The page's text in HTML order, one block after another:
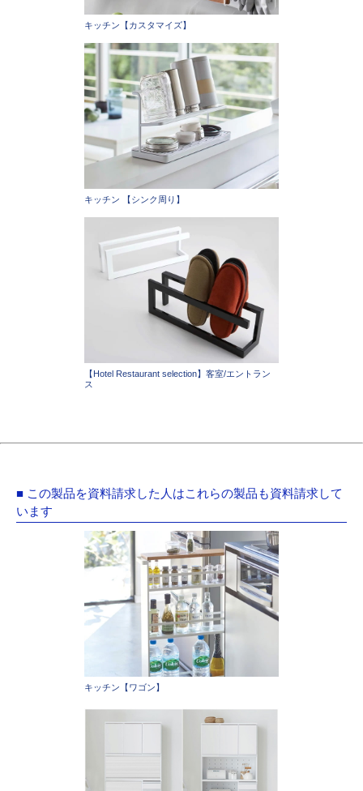
キッチン【カスタマイズ】
キッチン 【シンク周り】
【Hotel Restaurant selection】客室/エントラン
ス
■ この製品を資料請求した人はこれらの製品も資料請求して
います
キッチン【ワゴン】